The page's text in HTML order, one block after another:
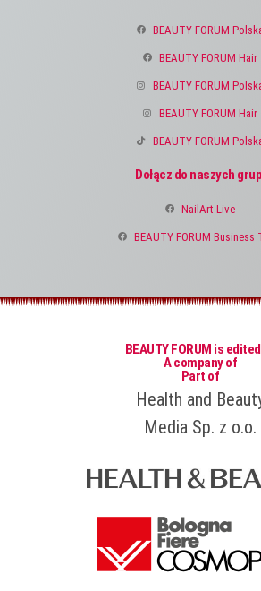
BEAUTY FORUM
BEAUTY FORUM Hair
BEAUTY FORUM
BEAUTY FORUM Hair
BEAUTY FORUM
Dołącz do naszych
NailArt Live
BEAUTY FORUM Business
BEAUTY FORUM is
A company of
Part of
Health and
Media Sp. z o.o.